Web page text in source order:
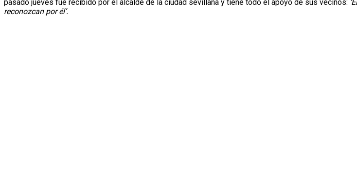
pasado jueves fue recibido por el alcalde de la ciudad sevillana y tiene todo el apoyo de sus vecinos:
reconozcan por él’.